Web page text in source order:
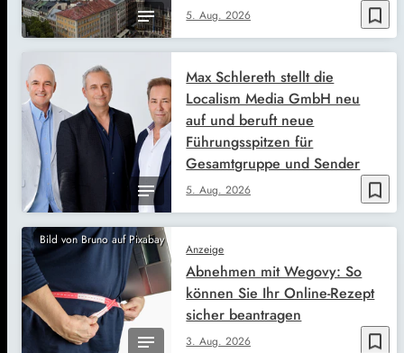
bookmark_border
5. Aug. 2026
bookmark_border
5. Aug. 2026
Max Schlereth stellt die
Localism Media GmbH neu
auf und beruft neue
Führungsspitzen für
Gesamtgruppe und Sender
Bild von Bruno auf Pixabay
bookmark_border
Anzeige
3. Aug. 2026
Abnehmen mit Wegovy: So
können Sie Ihr Online-Rezept
sicher beantragen